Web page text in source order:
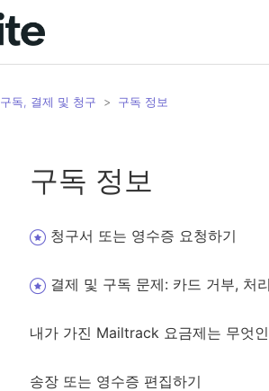
구독, 결제 및 청구 구독 정보
구독 정보
청구서 또는 영수증 요청하기
결제 및 구독 문제: 카드 거부, 처
내가 가진 Mailtrack 요금제는 무엇
송장 또는 영수증 편집하기